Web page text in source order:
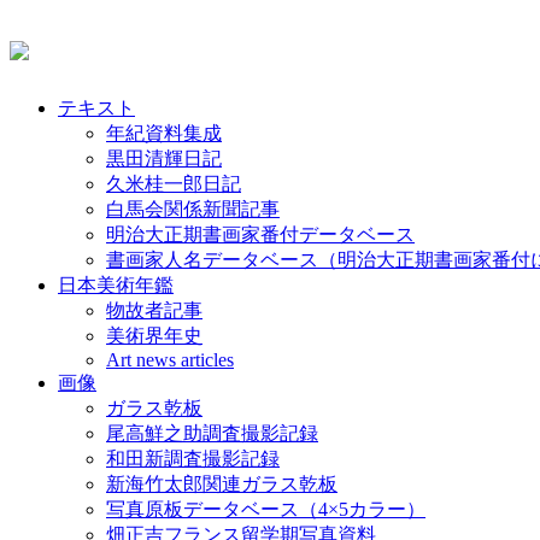
テキスト
年紀資料集成
黒田清輝日記
久米桂一郎日記
白馬会関係新聞記事
明治大正期書画家番付データベース
書画家人名データベース（明治大正期書画家番付
日本美術年鑑
物故者記事
美術界年史
Art news articles
画像
ガラス乾板
尾高鮮之助調査撮影記録
和田新調査撮影記録
新海竹太郎関連ガラス乾板
写真原板データベース（4×5カラー）
畑正吉フランス留学期写真資料